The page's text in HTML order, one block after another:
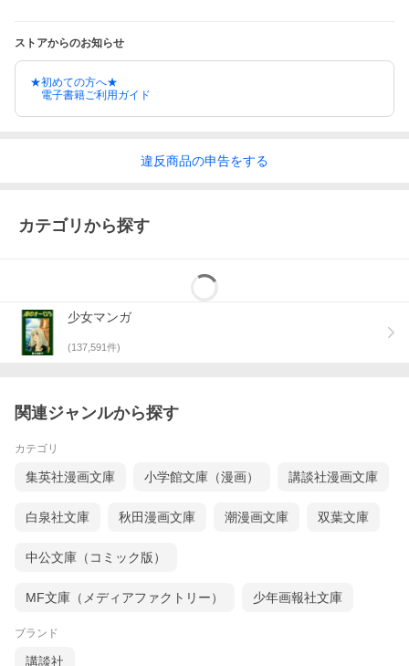
ストアからのお知らせ
★初めての方へ★
電子書籍ご利用ガイド
違反商品の申告をする
カテゴリから探す
少女マンガ
(137,591 件)
関連ジャンルから探す
カテゴリ
集英社漫画文庫 小学館文庫（漫画） 講談社漫画文庫
白泉社文庫 秋田漫画文庫 潮漫画文庫 双葉文庫
中公文庫（コミック版）
MF文庫（メディアファクトリー） 少年画報社文庫
ブランド
講談社